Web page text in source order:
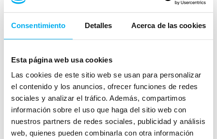
Consentimiento Detalles Acerca de las cookies
Esta página web usa cookies
Las cookies de este sitio web se usan para personalizar
el contenido y los anuncios, ofrecer funciones de redes
sociales y analizar el tráfico. Además, compartimos
información sobre el uso que haga del sitio web con
nuestros partners de redes sociales, publicidad y análisis
web, quienes pueden combinarla con otra información
adaptativa hacen que cada trayecto sea puro
confort.
hasta 7 plazas
Si apuestas por la movilidad sostenible, el EQB
es tu opción. Este SUV 100% eléctrico cuenta
con hasta 7 plazas, ideal para familias
numerosas o viajes en grupo. Ofrece hasta 530
km de autonomía y carga rápida para seguir tu